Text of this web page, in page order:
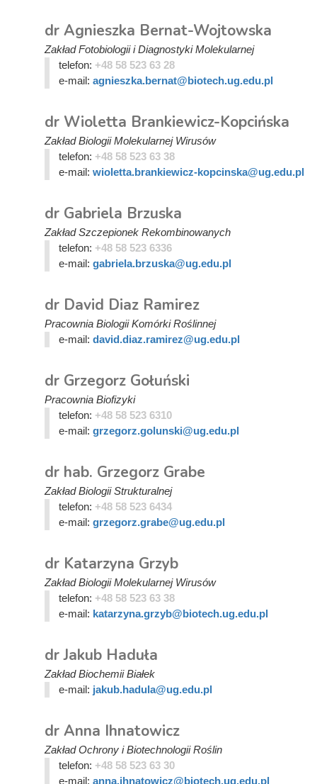
dr Agnieszka Bernat-Wojtowska
Zakład Fotobiologii i Diagnostyki Molekularnej
telefon: +48 58 523 63 28
e-mail: agnieszka.bernat@biotech.ug.edu.pl
dr Wioletta Brankiewicz-Kopcińska
Zakład Biologii Molekularnej Wirusów
telefon: +48 58 523 63 38
e-mail: wioletta.brankiewicz-kopcinska@ug.edu.pl
dr Gabriela Brzuska
Zakład Szczepionek Rekombinowanych
telefon: +48 58 523 6336
e-mail: gabriela.brzuska@ug.edu.pl
dr David Diaz Ramirez
Pracownia Biologii Komórki Roślinnej
e-mail: david.diaz.ramirez@ug.edu.pl
dr Grzegorz Gołuński
Pracownia Biofizyki
telefon: +48 58 523 6310
e-mail: grzegorz.golunski@ug.edu.pl
dr hab. Grzegorz Grabe
Zakład Biologii Strukturalnej
telefon: +48 58 523 6434
e-mail: grzegorz.grabe@ug.edu.pl
dr Katarzyna Grzyb
Zakład Biologii Molekularnej Wirusów
telefon: +48 58 523 63 38
e-mail: katarzyna.grzyb@biotech.ug.edu.pl
dr Jakub Haduła
Zakład Biochemii Białek
e-mail: jakub.hadula@ug.edu.pl
dr Anna Ihnatowicz
Zakład Ochrony i Biotechnologii Roślin
telefon: +48 58 523 63 30
e-mail: anna.ihnatowicz@biotech.ug.edu.pl